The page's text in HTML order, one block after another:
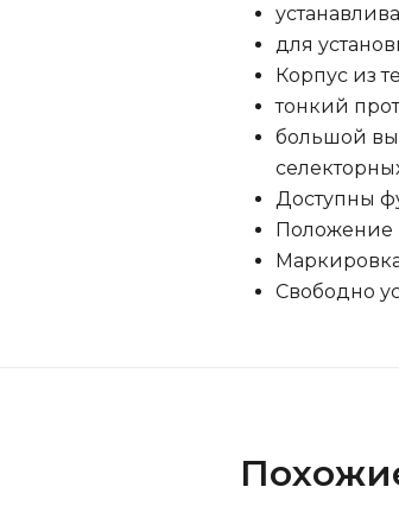
для
Корпус из
тонкий
большой
Доступны
Положение
Свободно